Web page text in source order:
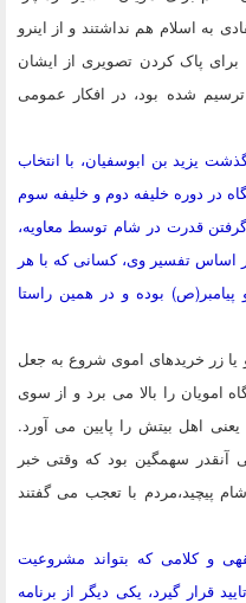
به اسلام هم نداشتند و از اینرو
پاک کردن تصویری از ایشان
شده بود، در افکار عمومی
یزید بن ابوسفیان، با انتخاب
در دوره خلیفه دوم و خلیفه سوم
قدرت در شام توسط معاویه،
اساس تفسیر وی، کسانی که با هر
بوده و در همین راستا
و یا زر خریدهای اموی شروع به جعل
امویان را بالا می برد و از سوی
یعنی اهل بیتش را پایین می آورد.
آنقدر سهمگین بود که وقتی خبر
پیچید،مردم با تعجب می گفتند
و کلامی که بتواند مشروعیت
قرار گیرد، یکی دیگر از برنامه